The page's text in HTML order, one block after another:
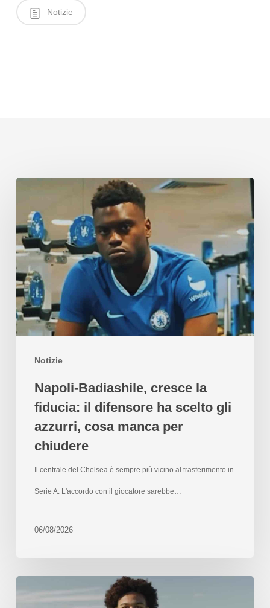
Notizie
Notizie
Napoli-Badiashile, cresce la
fiducia: il difensore ha scelto gli
azzurri, cosa manca per
chiudere
Il centrale del Chelsea è sempre più vicino al trasferimento in
Serie A. L'accordo con il giocatore sarebbe…
06/08/2026